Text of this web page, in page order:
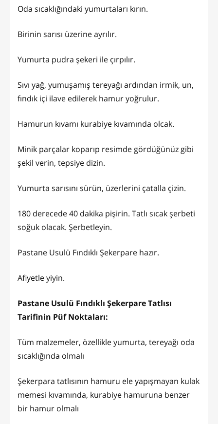
Oda sıcaklığındaki yumurtaları kırın.
Birinin sarısı üzerine ayrılır.
Yumurta pudra şekeri ile çırpılır.
Sıvı yağ, yumuşamış tereyağı ardından irmik, un,
fındık içi ilave edilerek hamur yoğrulur.
Hamurun kıvamı kurabiye kıvamında olcak.
Minik parçalar koparıp resimde gördüğünüz gibi
şekil verin, tepsiye dizin.
Yumurta sarısını sürün, üzerlerini çatalla çizin.
180 derecede 40 dakika pişirin. Tatlı sıcak şerbeti
soğuk olacak. Şerbetleyin.
Pastane Usulü Fındıklı Şekerpare hazır.
Afiyetle yiyin.
Pastane Usulü Fındıklı Şekerpare Tatlısı
Tarifinin Püf Noktaları:
Tüm malzemeler, özellikle yumurta, tereyağı oda
sıcaklığında olmalı
Şekerpara tatlısının hamuru ele yapışmayan kulak
memesi kıvamında, kurabiye hamuruna benzer
bir hamur olmalı